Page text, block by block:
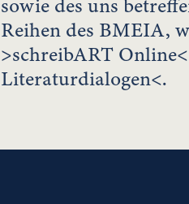
sowie des uns
Reihen des BMEIA,
>schreibART
Literaturdialogen<.